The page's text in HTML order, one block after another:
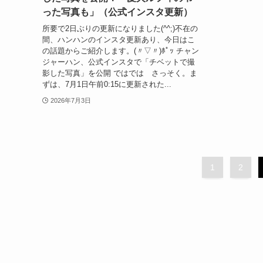
った写真も」（公式インスタ更新）
所要で2日ぶりの更新になりました(^^;)不在の
間、ハンハンのインスタ更新あり、今日はこ
の話題からご紹介します。(〃▽〃)ﾎﾟｯ チャン
ジャーハン、公式インスタで「チベットで撮
影した写真」を公開 ではでは さっそく。ま
ずは、7月1日午前0:15に更新された...
2026年7月3日
1 2